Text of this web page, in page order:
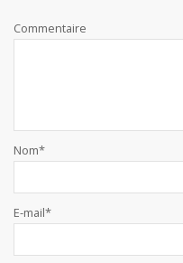
Commentaire
Nom*
E-mail*